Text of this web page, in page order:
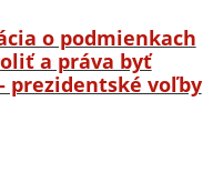
o podmienkach
a práva byť
prezidentské voľby